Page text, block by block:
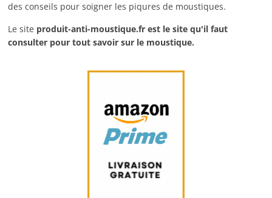
des conseils pour soigner les piqures de moustiques.
Le site produit-anti-moustique.fr est le site qu'il faut
consulter pour tout savoir sur le moustique.